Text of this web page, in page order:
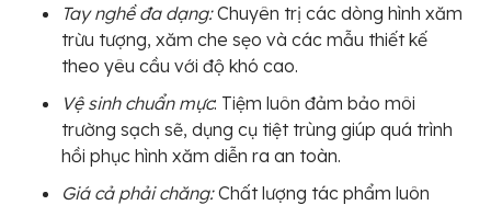
Tay nghề đa dạng:Chuyên trị các dòng hình xăm
trừu tượng, xăm che sẹo và các mẫu thiết kế
theo yêu cầu với độ khó cao.
Vệ sinh chuẩn mực: Tiệm luôn đảm bảo môi
trường sạch sẽ, dụng cụ tiệt trùng giúp quá trình
hồi phục hình xăm diễn ra an toàn.
Giá cả phải chăng:Chất lượng tác phẩm luôn